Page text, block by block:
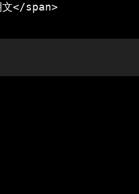
</span>